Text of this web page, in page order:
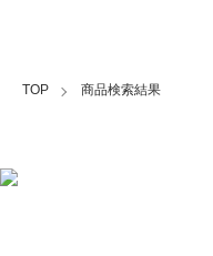
TOP 商品検索結果